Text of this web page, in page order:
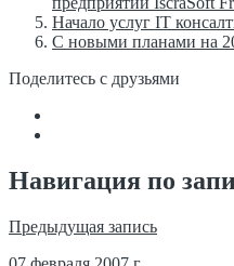
Начало услуг IT
С новыми планами на
Поделитесь с друзьями
Навигация по
Предыдущая запись